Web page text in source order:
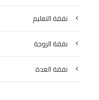
نفقة التعليم
نفقة الزوجة
نفقة العدة